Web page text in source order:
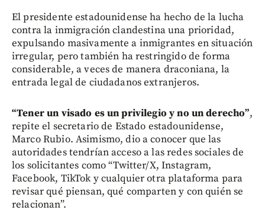
El presidente estadounidense ha hecho de la lucha
contra la inmigración clandestina una prioridad,
expulsando masivamente a inmigrantes en situación
irregular, pero también ha restringido de forma
considerable, a veces de manera draconiana, la
entrada legal de ciudadanos extranjeros.
“Tener un visado es un privilegio y no un derecho”,
repite el secretario de Estado estadounidense,
Marco Rubio. Asimismo, dio a conocer que las
autoridades tendrían acceso a las redes sociales de
los solicitantes como “Twitter/X, Instagram,
Facebook, TikTok y cualquier otra plataforma para
revisar qué piensan, qué comparten y con quién se
relacionan”.